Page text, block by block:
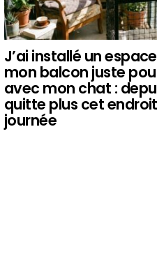
J’ai installé un
mon balcon juste
avec mon chat :
quitte plus cet
journée